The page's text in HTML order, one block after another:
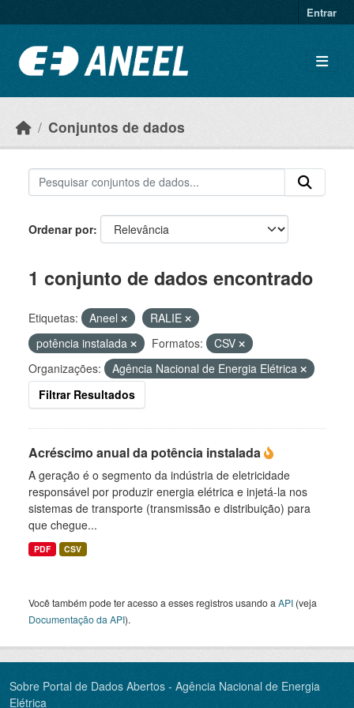
Entrar
Conjuntos de dados
Ordenar por
1 conjunto de dados encontrado
Etiquetas: Aneel
RALIE
potência instalada
Formatos:
CSV
Organizações:
Agência Nacional de Energia Elétrica
Filtrar Resultados
Acréscimo anual da potência instalada
A geração é o segmento da indústria de eletricidade
responsável por produzir energia elétrica e injetá-la nos
sistemas de transporte (transmissão e distribuição) para
que chegue...
PDF CSV
Você também pode ter acesso a esses registros usando a API (veja
Documentação da API).
Sobre Portal de Dados Abertos - Agência Nacional de Energia
Elétrica